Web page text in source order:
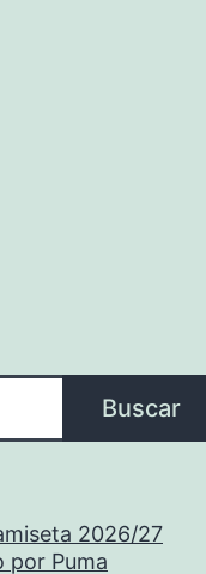
Buscar
2026/27
por Puma